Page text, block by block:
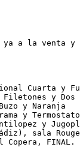
a la venta
Cuarta y
y Dos
y Naranja
y Termostato
y
sala
FINAL.